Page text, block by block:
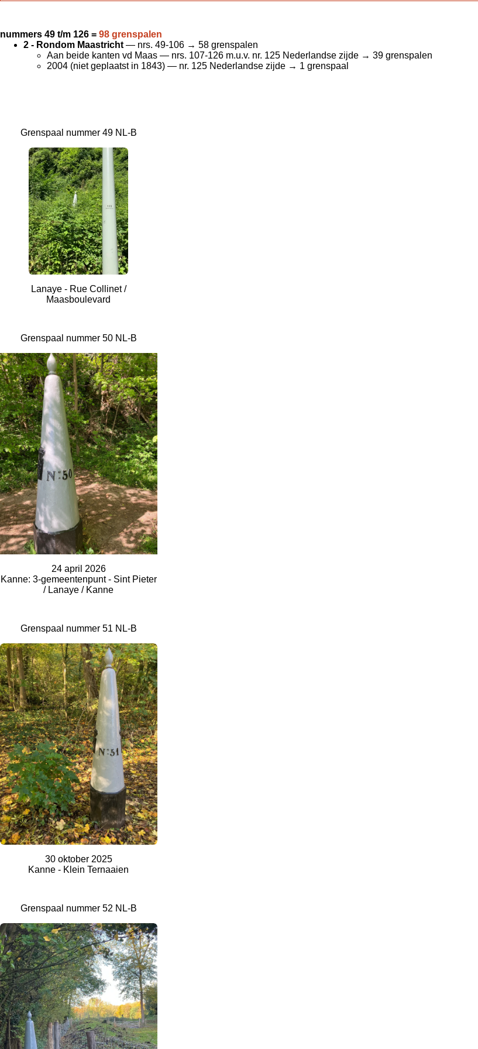
nummers 49 t/m 126 = 98 grenspalen
2 - Rondom Maastricht — nrs. 49-106 → 58 grenspalen
Aan beide kanten vd Maas — nrs. 107-126 m.u.v. nr. 125 Nederlandse zijde → 39 grenspalen
2004 (niet geplaatst in 1843) — nr. 125 Nederlandse zijde → 1 grenspaal
Grenspaal nummer 49 NL-B
Lanaye - Rue Collinet /
Maasboulevard
Grenspaal nummer 50 NL-B
24 april 2026
Kanne: 3-gemeentenpunt - Sint Pieter
/ Lanaye / Kanne
Grenspaal nummer 51 NL-B
30 oktober 2025
Kanne - Klein Ternaaien
Grenspaal nummer 52 NL-B